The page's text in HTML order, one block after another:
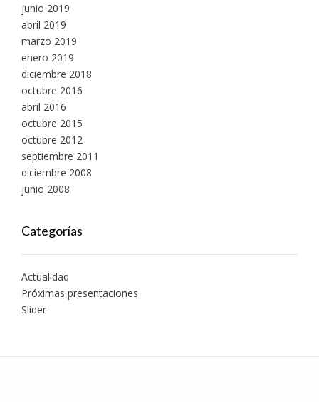
junio 2019
abril 2019
marzo 2019
enero 2019
diciembre 2018
octubre 2016
abril 2016
octubre 2015
octubre 2012
septiembre 2011
diciembre 2008
junio 2008
Categorías
Actualidad
Próximas presentaciones
Slider